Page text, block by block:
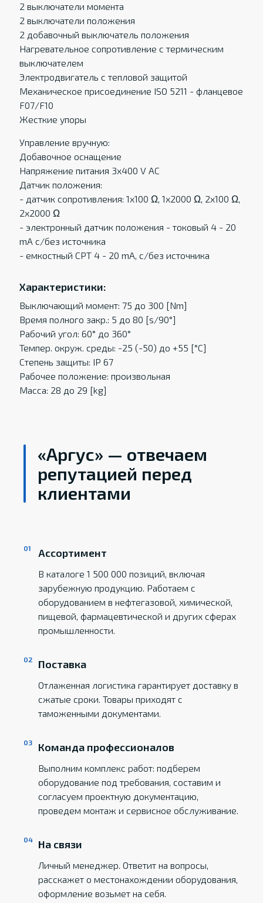
2 выключатели момента
2 выключатели положения
2 добавочный выключатель положения
Нагревательное сопротивление с термическим
выключателем
Электродвигатель с тепловой защитой
Механическое присоединение ISO 5211 - фланцевое
F07/F10
Жесткие упоры
Управление вручную:
Добавочное оснащение
Напряжение питания 3x400 V AC
Датчик положения:
- датчик сопротивления: 1x100 Ω, 1x2000 Ω, 2x100 Ω,
2x2000 Ω
- электронный датчик положения - токовый 4 - 20
mA c/без источника
- eмкостный CPT 4 - 20 mA, c/без источника
Характеристики:
Выключающий момент: 75 до 300 [Nm]
Время полного закр.: 5 до 80 [s/90°]
Рабочий угол: 60° до 360°
Темпер. oкруж. среды: -25 (-50) до +55 [°C]
Степень защиты: IP 67
Рабочее положение: произвольная
Масса: 28 до 29 [kg]
«Аргус» — отвечаем
репутацией перед
клиентами
Ассортимент
В каталоге 1 500 000 позиций, включая
зарубежную продукцию. Работаем с
оборудованием в нефтегазовой, химической,
пищевой, фармацевтической и других сферах
промышленности.
Поставка
Отлаженная логистика гарантирует доставку в
сжатые сроки. Товары приходят с
таможенными документами.
Команда профессионалов
Выполним комплекс работ: подберем
оборудование под требования, составим и
согласуем проектную документацию,
проведем монтаж и сервисное обслуживание.
На связи
Личный менеджер. Ответит на вопросы,
расскажет о местонахождении оборудования,
оформление возьмет на себя.